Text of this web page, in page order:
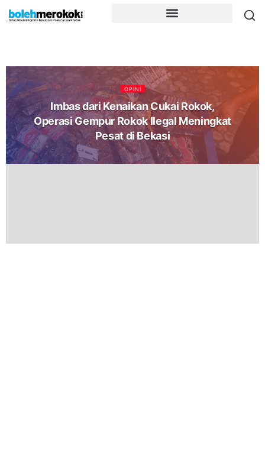
OPINI
Imbas dari Kenaikan Cukai Rokok,
Operasi Gempur Rokok Ilegal Meningkat
Pesat di Bekasi